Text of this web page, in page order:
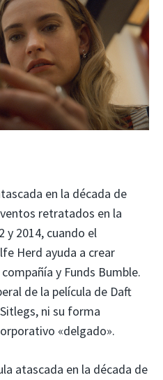
en la década de
retratados en la
y 2014, cuando el
Herd ayuda a crear
y Funds Bumble.
de la película de Daft
ni su forma
«delgado».
atascada en la década de